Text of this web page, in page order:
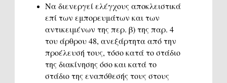
Να διενεργεί ελέγχους αποκλειστικά
επί των εμπορευμάτων και των
αντικειμένων της περ. β) της παρ. 4
του άρθρου 48, ανεξάρτητα από την
προέλευσή τους, τόσο κατά το στάδιο
της διακίνησης όσο και κατά το
στάδιο της εναπόθεσής τους στους